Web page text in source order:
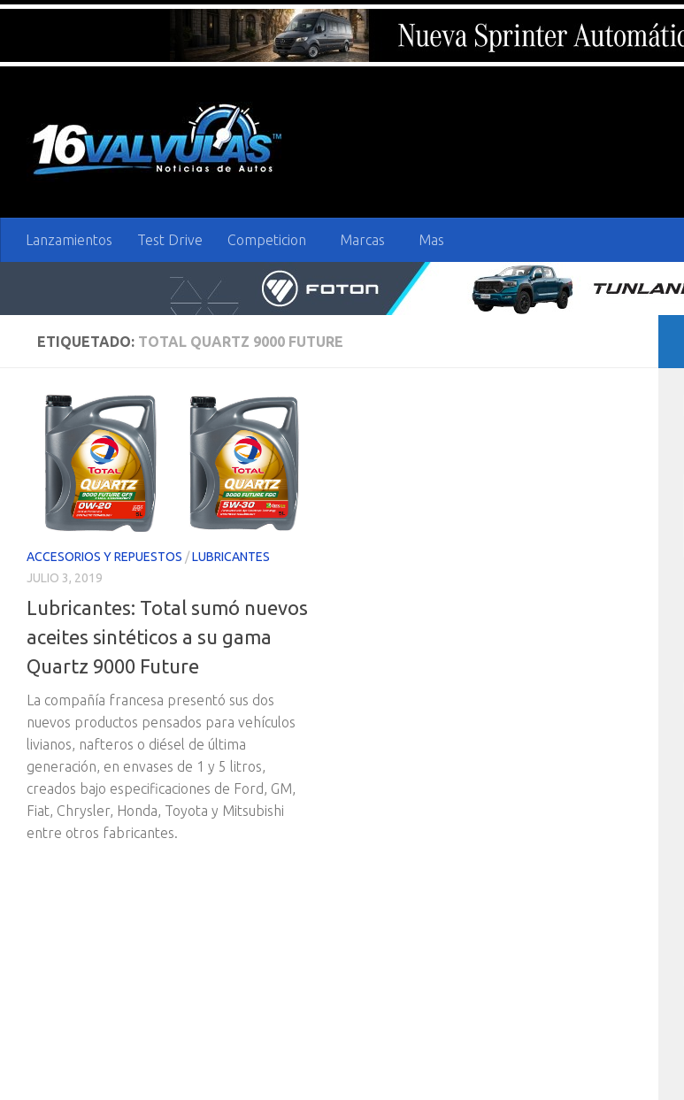
Lanzamientos Test Drive Competicion Marcas Mas
ETIQUETADO: TOTAL QUARTZ 9000 FUTURE
ACCESORIOS Y REPUESTOS /LUBRICANTES
JULIO 3, 2019
Lubricantes: Total sumó nuevos
aceites sintéticos a su gama
Quartz 9000 Future
La compañía francesa presentó sus dos
nuevos productos pensados para vehículos
livianos, nafteros o diésel de última
generación, en envases de 1 y 5 litros,
creados bajo especificaciones de Ford, GM,
Fiat, Chrysler, Honda, Toyota y Mitsubishi
entre otros fabricantes.